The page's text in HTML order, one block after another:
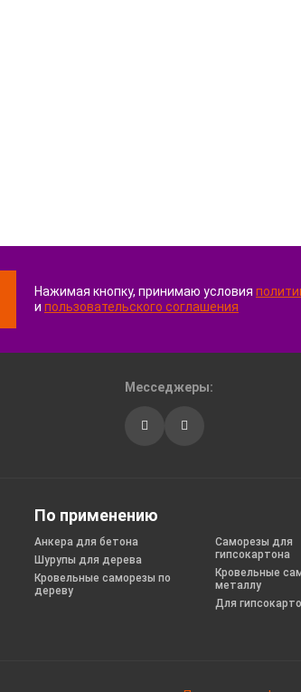
Нажимая кнопку, принимаю условия
и пользовательского соглашения
Месседжеры:
По применению
Анкера для бетона
Шурупы для дерева
Кровельные саморезы по
дереву
Саморезы для
гипсокартона
Кровельные
металлу
Для